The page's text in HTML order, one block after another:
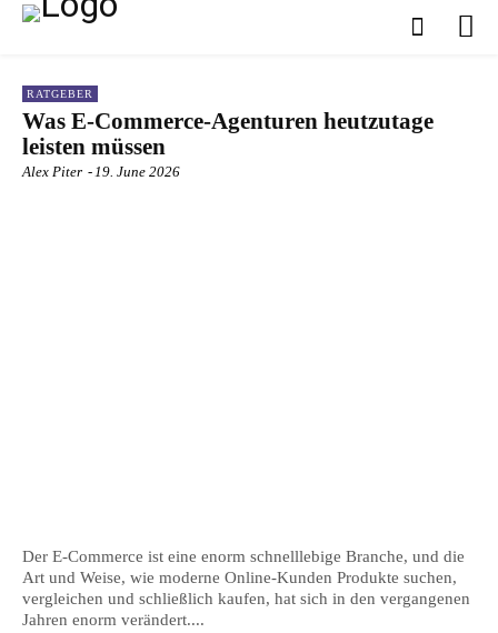
RATGEBER
Was E-Commerce-Agenturen heutzutage
leisten müssen
Alex Piter - 19. June 2026
Der E-Commerce ist eine enorm schnelllebige Branche, und die
Art und Weise, wie moderne Online-Kunden Produkte suchen,
vergleichen und schließlich kaufen, hat sich in den vergangenen
Jahren enorm verändert....